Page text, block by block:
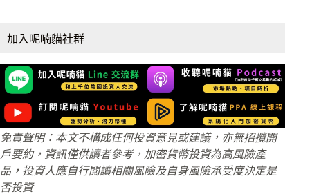
加入呢喃貓社群
免責聲明：本文不構成任何投資意見或建議，亦無招攬開
戶要約，資訊僅供讀者參考，加密貨幣投資為高風險產
品，投資人應自行閱讀相關風險及自身風險承受度決定是
否投資